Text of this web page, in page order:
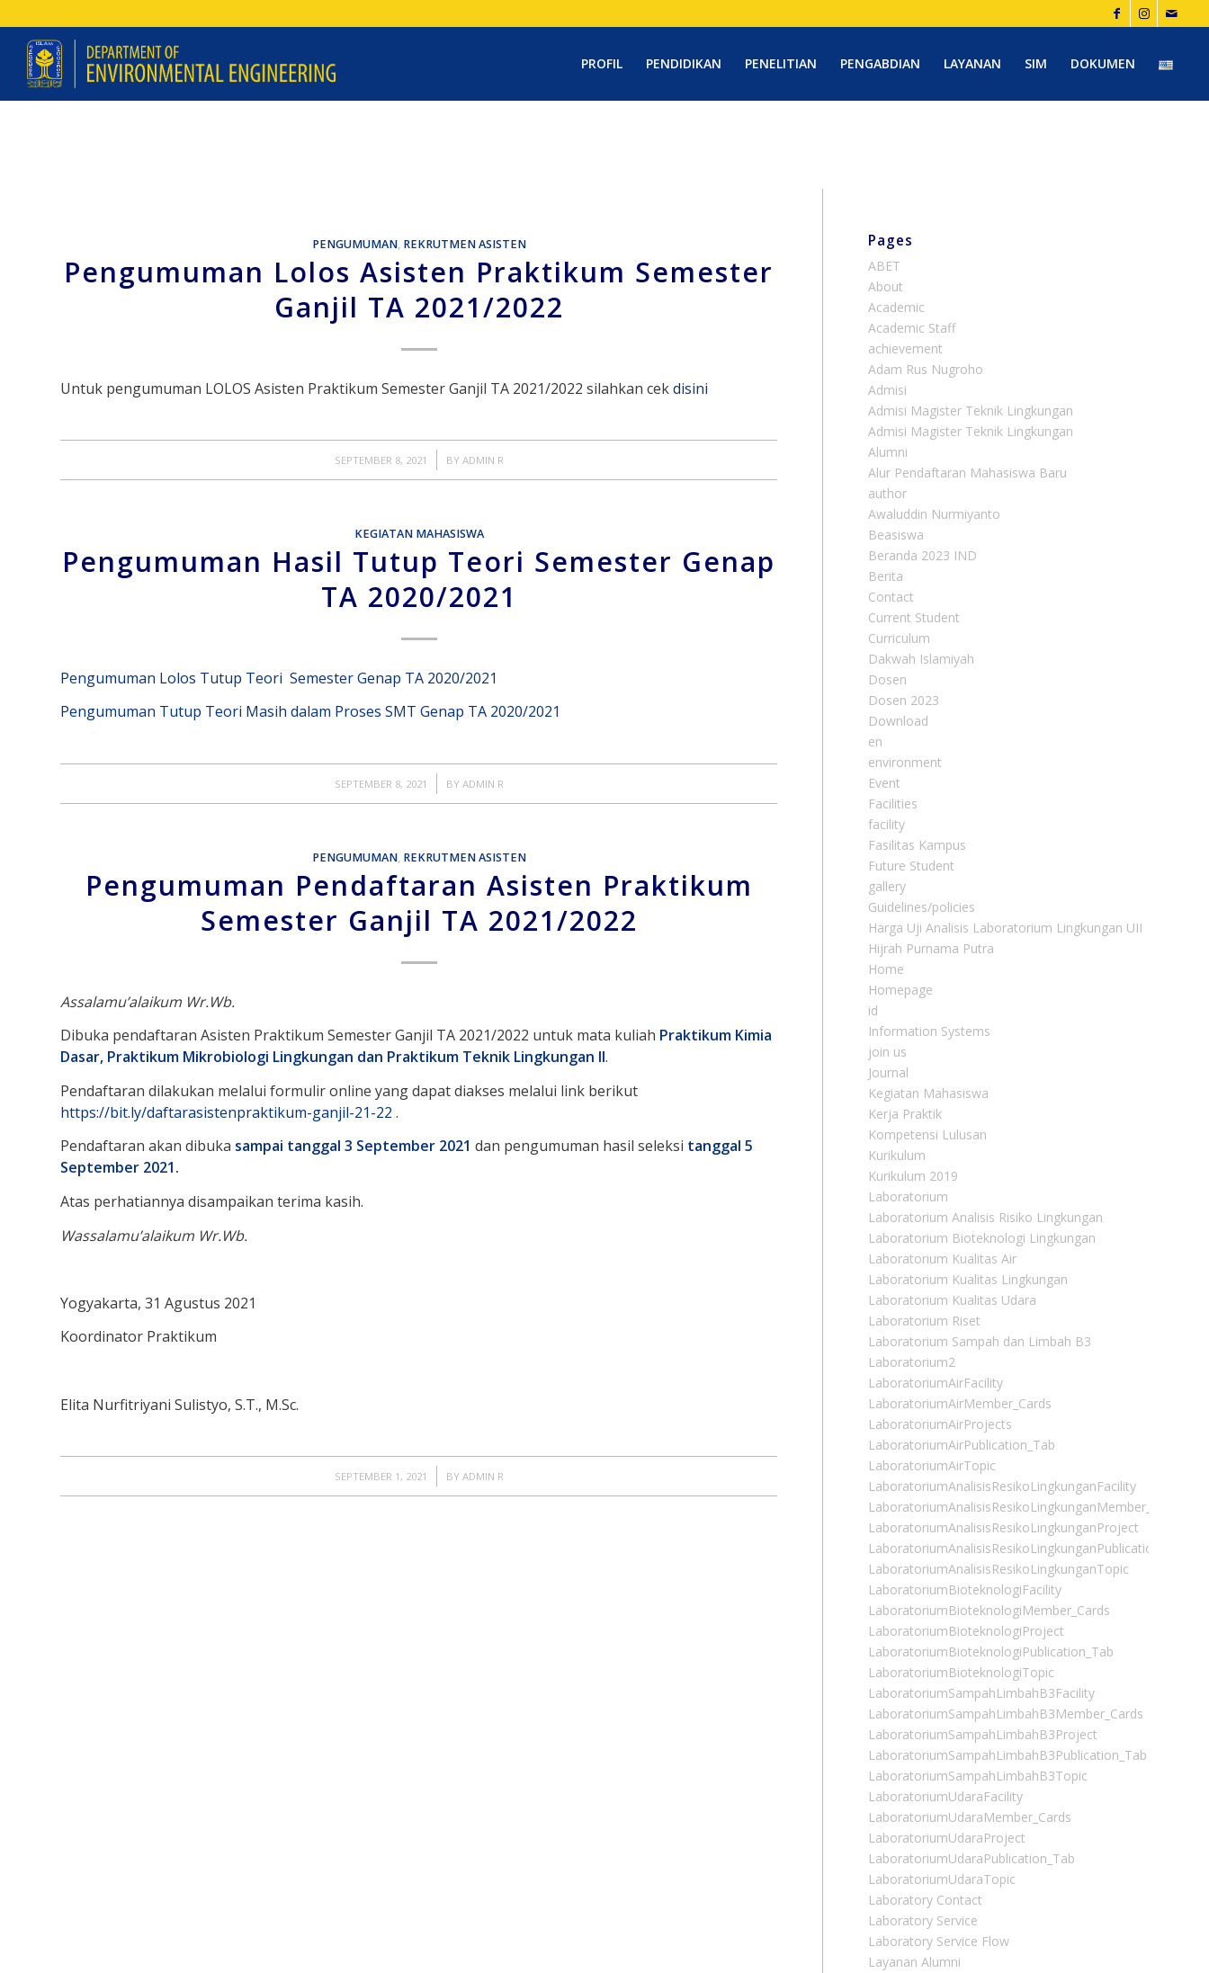
PROFIL PENDIDIKAN PENELITIAN PENGABDIAN LAYANAN SIM DOKUMEN
PENGUMUMAN, REKRUTMEN ASISTEN
Pengumuman Lolos Asisten Praktikum Semester
Ganjil TA 2021/2022
Untuk pengumuman LOLOS Asisten Praktikum Semester Ganjil TA 2021/2022 silahkan cekdisini
SEPTEMBER 8, 2021
/ BY ADMIN R
KEGIATAN MAHASISWA
Pengumuman Hasil Tutup Teori Semester Genap
TA 2020/2021
Pengumuman Lolos Tutup Teori Semester Genap TA 2020/2021
Pengumuman Tutup Teori Masih dalam Proses SMT Genap TA 2020/2021
SEPTEMBER 8, 2021
/ BY ADMIN R
PENGUMUMAN, REKRUTMEN ASISTEN
Pengumuman Pendaftaran Asisten Praktikum
Semester Ganjil TA 2021/2022
Assalamu’alaikum Wr.Wb.
Dibuka pendaftaran Asisten Praktikum Semester Ganjil TA 2021/2022 untuk mata kuliah Praktikum Kimia
Dasar, Praktikum Mikrobiologi Lingkungan dan Praktikum Teknik Lingkungan II.
Pendaftaran dilakukan melalui formulir online yang dapat diakses melalui link berikut
https://bit.ly/daftarasistenpraktikum-ganjil-21-22 .
Pendaftaran akan dibuka sampai tanggal 3 September 2021 dan pengumuman hasil seleksi tanggal 5
September 2021.
Atas perhatiannya disampaikan terima kasih.
Wassalamu’alaikum Wr.Wb.
Yogyakarta, 31 Agustus 2021
Koordinator Praktikum
Elita Nurfitriyani Sulistyo, S.T., M.Sc.
SEPTEMBER 1, 2021
/ BY ADMIN R
Pages
ABET
About
Academic
Academic Staff
achievement
Adam Rus Nugroho
Admisi
Admisi Magister Teknik Lingkungan
Admisi Magister Teknik Lingkungan
Alumni
Alur Pendaftaran Mahasiswa Baru
author
Awaluddin Nurmiyanto
Beasiswa
Beranda 2023 IND
Berita
Contact
Current Student
Curriculum
Dakwah Islamiyah
Dosen
Dosen 2023
Download
en
environment
Event
Facilities
facility
Fasilitas Kampus
Future Student
gallery
Guidelines/policies
Harga Uji Analisis Laboratorium Lingkungan UII
Hijrah Purnama Putra
Home
Homepage
id
Information Systems
join us
Journal
Kegiatan Mahasiswa
Kerja Praktik
Kompetensi Lulusan
Kurikulum
Kurikulum 2019
Laboratorium
Laboratorium Analisis Risiko Lingkungan
Laboratorium Bioteknologi Lingkungan
Laboratorium Kualitas Air
Laboratorium Kualitas Lingkungan
Laboratorium Kualitas Udara
Laboratorium Riset
Laboratorium Sampah dan Limbah B3
Laboratorium2
LaboratoriumAirFacility
LaboratoriumAirMember_Cards
LaboratoriumAirProjects
LaboratoriumAirPublication_Tab
LaboratoriumAirTopic
LaboratoriumAnalisisResikoLingkunganFacility
LaboratoriumAnalisisResikoLingkunganMember_Cards
LaboratoriumAnalisisResikoLingkunganProject
LaboratoriumAnalisisResikoLingkunganPublication_Tab
LaboratoriumAnalisisResikoLingkunganTopic
LaboratoriumBioteknologiFacility
LaboratoriumBioteknologiMember_Cards
LaboratoriumBioteknologiProject
LaboratoriumBioteknologiPublication_Tab
LaboratoriumBioteknologiTopic
LaboratoriumSampahLimbahB3Facility
LaboratoriumSampahLimbahB3Member_Cards
LaboratoriumSampahLimbahB3Project
LaboratoriumSampahLimbahB3Publication_Tab
LaboratoriumSampahLimbahB3Topic
LaboratoriumUdaraFacility
LaboratoriumUdaraMember_Cards
LaboratoriumUdaraProject
LaboratoriumUdaraPublication_Tab
LaboratoriumUdaraTopic
Laboratory Contact
Laboratory Service
Laboratory Service Flow
Layanan Alumni